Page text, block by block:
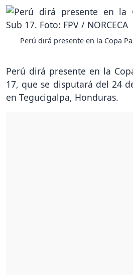
Perú dirá presente en la Copa
Perú dirá presente en la
17, que se disputará del 24
en Tegucigalpa, Honduras.